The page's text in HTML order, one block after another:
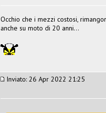
Occhio che i mezzi costosi,
anche su moto di 20 anni...
Inviato: 26 Apr 2022 21:25